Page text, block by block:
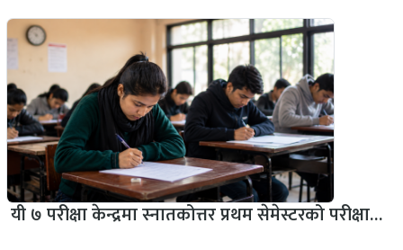
यी ७ परीक्षा केन्द्रमा स्नातकोत्तर प्रथम सेमेस्टरको परीक्षा…